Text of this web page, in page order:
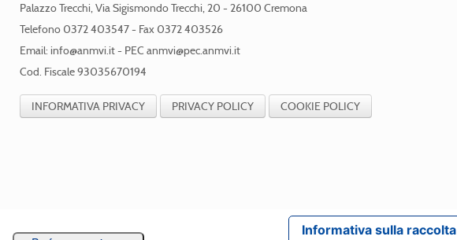
Palazzo Trecchi, Via Sigismondo Trecchi, 20 - 26100 Cremona
Telefono 0372 403547 - Fax 0372 403526
Email: info@anmvi.it- PEC anmvi@pec.anmvi.it
Cod. Fiscale 93035670194
INFORMATIVA PRIVACY PRIVACY POLICY COOKIE POLICY
Informativa sulla raccolta